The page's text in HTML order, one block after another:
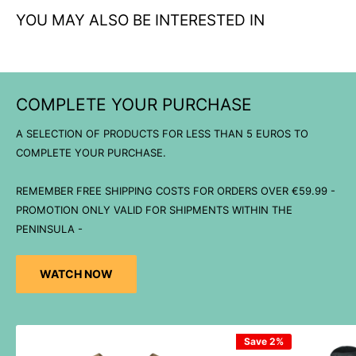
YOU MAY ALSO BE INTERESTED IN
COMPLETE YOUR PURCHASE
A SELECTION OF PRODUCTS FOR LESS THAN 5 EUROS TO
COMPLETE YOUR PURCHASE.
REMEMBER FREE SHIPPING COSTS FOR ORDERS OVER €59.99 -
PROMOTION ONLY VALID FOR SHIPMENTS WITHIN THE
PENINSULA -
WATCH NOW
Save 2%